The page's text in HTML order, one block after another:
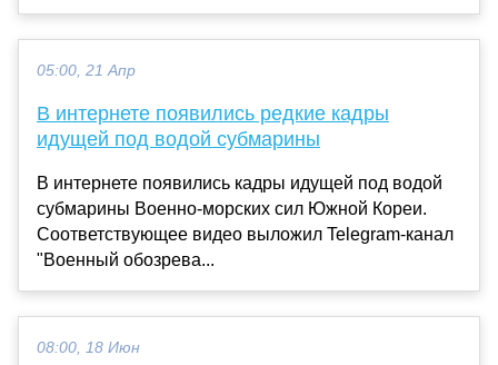
05:00, 21 Апр
В интернете появились редкие кадры
идущей под водой субмарины
В интернете появились кадры идущей под водой
субмарины Военно-морских сил Южной Кореи.
Соответствующее видео выложил Telegram-канал
"Военный обозрева...
08:00, 18 Июн